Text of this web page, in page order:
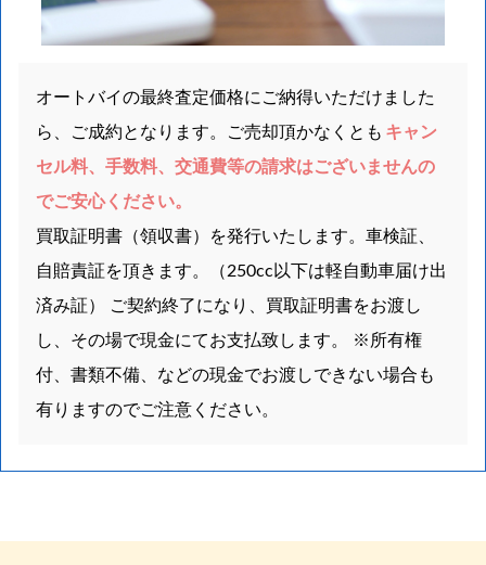
オートバイの最終査定価格にご納得いただけました
ら、ご成約となります。ご売却頂かなくとも キャン
セル料、手数料、交通費等の請求はございませんの
でご安心ください。
買取証明書（領収書）を発行いたします。車検証、
自賠責証を頂きます。（250cc以下は軽自動車届け出
済み証） ご契約終了になり、買取証明書をお渡し
し、その場で現金にてお支払致します。 ※所有権
付、書類不備、などの現金でお渡しできない場合も
有りますのでご注意ください。